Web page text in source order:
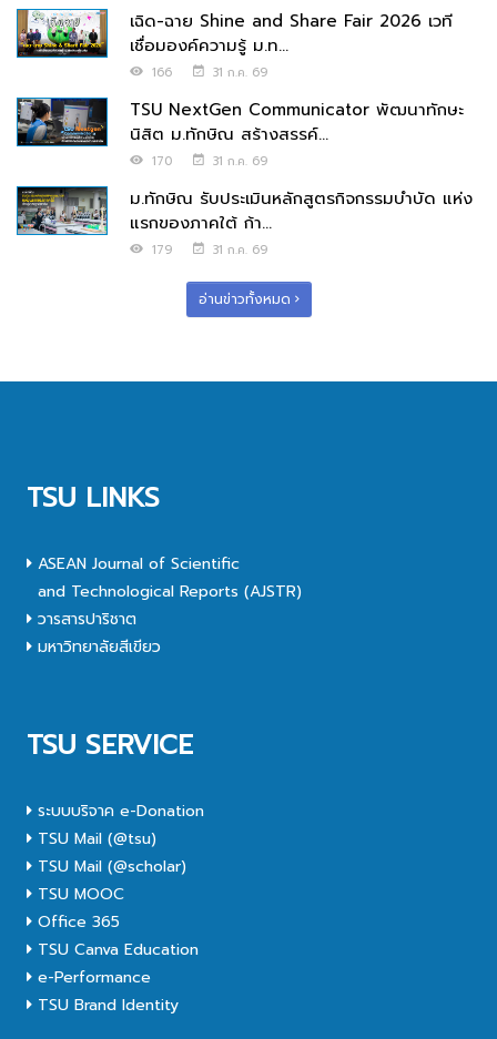
เฉิด-ฉาย Shine and Share Fair 2026 เวที
เชื่อมองค์ความรู้ ม.ท...
166 31 ก.ค. 69
TSU NextGen Communicator พัฒนาทักษะ
นิสิต ม.ทักษิณ สร้างสรรค์...
170 31 ก.ค. 69
ม.ทักษิณ รับประเมินหลักสูตรกิจกรรมบำบัด แห่ง
แรกของภาคใต้ ก้า...
179 31 ก.ค. 69
อ่านข่าวทั้งหมด
TSU LINKS
ASEAN Journal of Scientific
and Technological Reports (AJSTR)
วารสารปาริชาต
มหาวิทยาลัยสีเขียว
TSU SERVICE
ระบบบริจาค e-Donation
TSU Mail (@tsu)
TSU Mail (@scholar)
TSU MOOC
Office 365
TSU Canva Education
e-Performance
TSU Brand Identity